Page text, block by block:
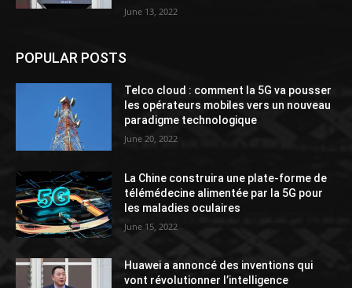
June 13, 2022
POPULAR POSTS
Telco cloud : comment la 5G va pousser
les opérateurs mobiles vers un nouveau
paradigme technologique
June 20, 2022
La Chine construira une plate-forme de
télémédecine alimentée par la 5G pour
les maladies oculaires
June 15, 2022
Huawei a annoncé des inventions qui
vont révolutionner l’intelligence